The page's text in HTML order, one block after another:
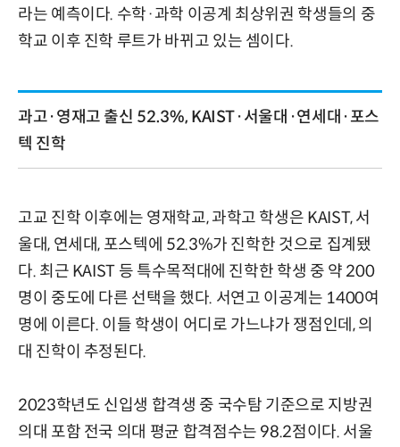
라는 예측이다. 수학·과학 이공계 최상위권 학생들의 중
학교 이후 진학 루트가 바뀌고 있는 셈이다.
과고·영재고 출신 52.3%, KAIST·서울대·연세대·포스
텍 진학
고교 진학 이후에는 영재학교, 과학고 학생은 KAIST, 서
울대, 연세대, 포스텍에 52.3%가 진학한 것으로 집계됐
다. 최근 KAIST 등 특수목적대에 진학한 학생 중 약 200
명이 중도에 다른 선택을 했다. 서연고 이공계는 1400여
명에 이른다. 이들 학생이 어디로 가느냐가 쟁점인데, 의
대 진학이 추정된다.
2023학년도 신입생 합격생 중 국수탐 기준으로 지방권
의대 포함 전국 의대 평균 합격점수는 98.2점이다. 서울